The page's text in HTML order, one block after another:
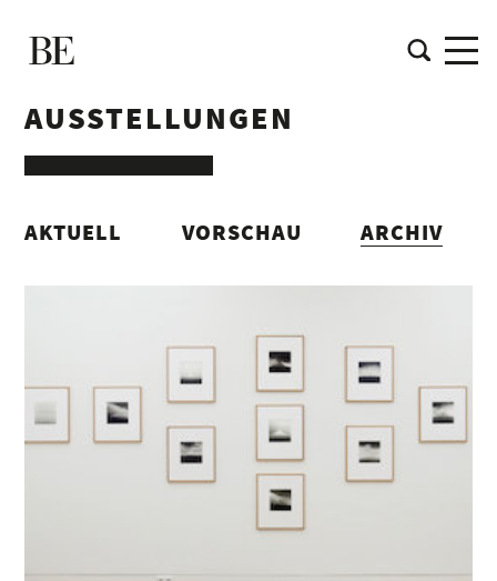
AUSSTELLUNGEN
AKTUELL VORSCHAU ARCHIV